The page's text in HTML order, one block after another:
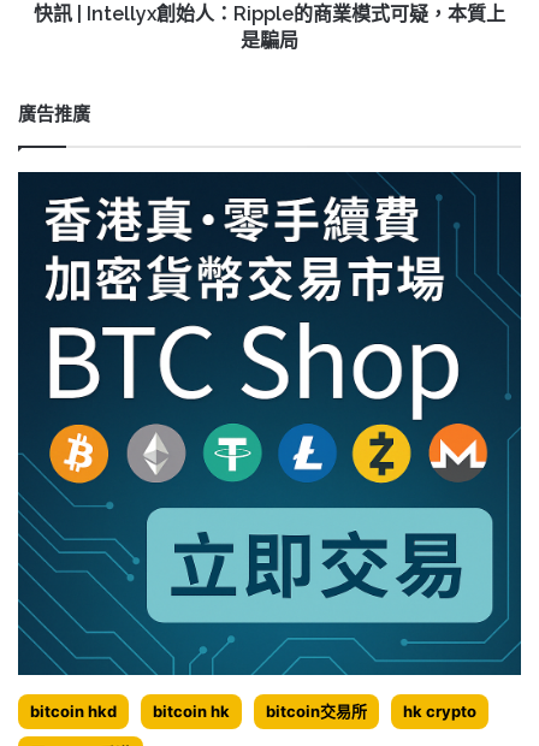
可
快訊 | Intellyx創始人：Ripple的商業模式可疑，本質上
是騙局
廣告推廣
bitcoin hkd bitcoin hk bitcoin交易所 hk crypto